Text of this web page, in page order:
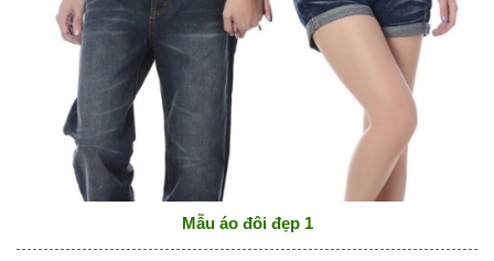
Mẫu áo đôi đẹp 1